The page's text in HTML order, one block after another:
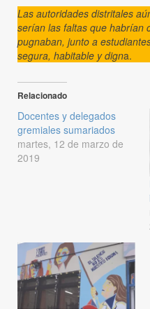
Las autoridades distritales
serían las faltas que habrían
pugnaban, junto a
segura, habitable y digna.
Relacionado
Docentes y delegados
gremiales sumariados
martes, 12 de marzo de
2019